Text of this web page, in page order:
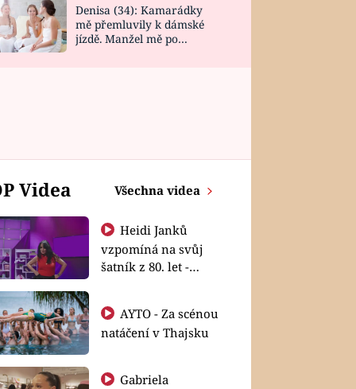
Denisa (34): Kamarádky
mě přemluvily k dámské
jízdě. Manžel mě po
Videa Všechna videa
Heidi Janků
vzpomíná na svůj
šatník z 80. let -
natáčení v Thajsku
Gabriela